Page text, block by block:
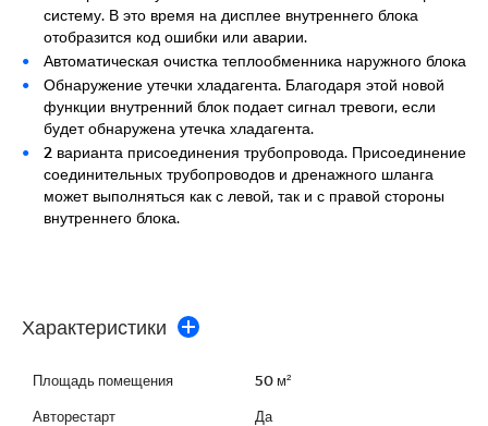
систему. В это время на дисплее внутреннего блока
отобразится код ошибки или аварии.
Автоматическая очистка теплообменника наружного блока
Обнаружение утечки хладагента. Благодаря этой новой
функции внутренний блок подает сигнал тревоги, если
будет обнаружена утечка хладагента.
2 варианта присоединения трубопровода. Присоединение
соединительных трубопроводов и дренажного шланга
может выполняться как с левой, так и с правой стороны
внутреннего блока.
Характеристики
Площадь помещения 50 м²
Авторестарт Да